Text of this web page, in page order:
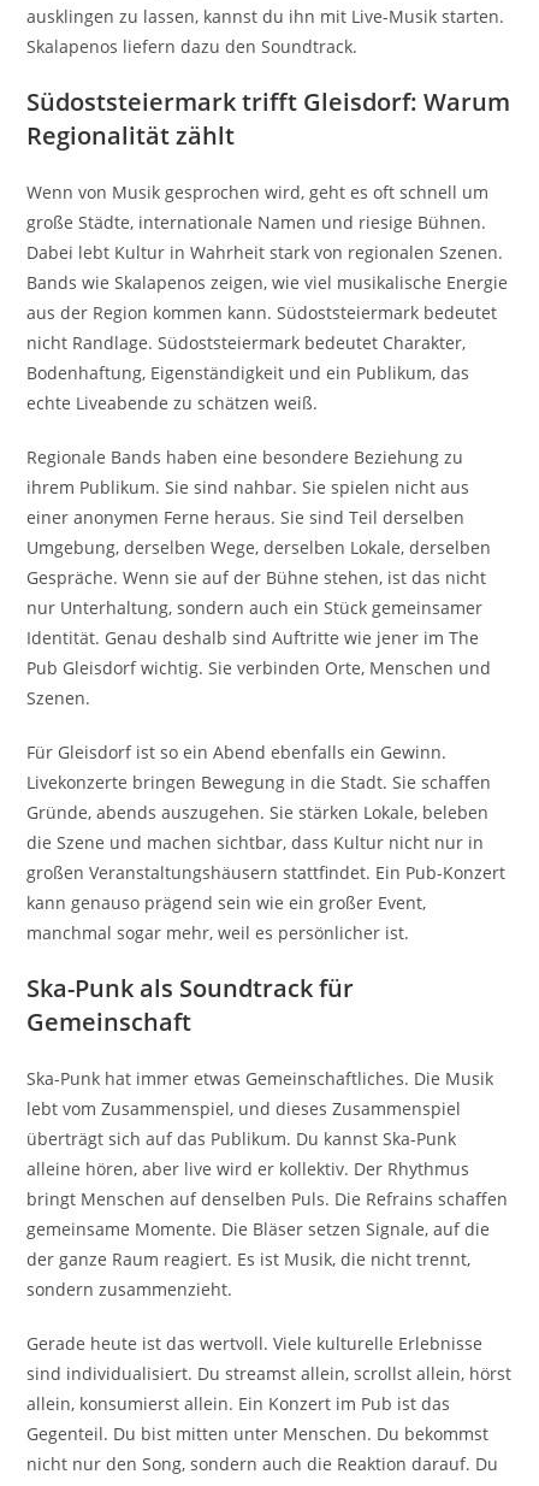
ausklingen zu lassen, kannst du ihn mit Live-Musik starten.
Skalapenos liefern dazu den Soundtrack.
Südoststeiermark trifft Gleisdorf: Warum
Regionalität zählt
Wenn von Musik gesprochen wird, geht es oft schnell um
große Städte, internationale Namen und riesige Bühnen.
Dabei lebt Kultur in Wahrheit stark von regionalen Szenen.
Bands wie Skalapenos zeigen, wie viel musikalische Energie
aus der Region kommen kann. Südoststeiermark bedeutet
nicht Randlage. Südoststeiermark bedeutet Charakter,
Bodenhaftung, Eigenständigkeit und ein Publikum, das
echte Liveabende zu schätzen weiß.
Regionale Bands haben eine besondere Beziehung zu
ihrem Publikum. Sie sind nahbar. Sie spielen nicht aus
einer anonymen Ferne heraus. Sie sind Teil derselben
Umgebung, derselben Wege, derselben Lokale, derselben
Gespräche. Wenn sie auf der Bühne stehen, ist das nicht
nur Unterhaltung, sondern auch ein Stück gemeinsamer
Identität. Genau deshalb sind Auftritte wie jener im The
Pub Gleisdorf wichtig. Sie verbinden Orte, Menschen und
Szenen.
Für Gleisdorf ist so ein Abend ebenfalls ein Gewinn.
Livekonzerte bringen Bewegung in die Stadt. Sie schaffen
Gründe, abends auszugehen. Sie stärken Lokale, beleben
die Szene und machen sichtbar, dass Kultur nicht nur in
großen Veranstaltungshäusern stattfindet. Ein Pub-Konzert
kann genauso prägend sein wie ein großer Event,
manchmal sogar mehr, weil es persönlicher ist.
Ska-Punk als Soundtrack für
Gemeinschaft
Ska-Punk hat immer etwas Gemeinschaftliches. Die Musik
lebt vom Zusammenspiel, und dieses Zusammenspiel
überträgt sich auf das Publikum. Du kannst Ska-Punk
alleine hören, aber live wird er kollektiv. Der Rhythmus
bringt Menschen auf denselben Puls. Die Refrains schaffen
gemeinsame Momente. Die Bläser setzen Signale, auf die
der ganze Raum reagiert. Es ist Musik, die nicht trennt,
sondern zusammenzieht.
Gerade heute ist das wertvoll. Viele kulturelle Erlebnisse
sind individualisiert. Du streamst allein, scrollst allein, hörst
allein, konsumierst allein. Ein Konzert im Pub ist das
Gegenteil. Du bist mitten unter Menschen. Du bekommst
nicht nur den Song, sondern auch die Reaktion darauf. Du